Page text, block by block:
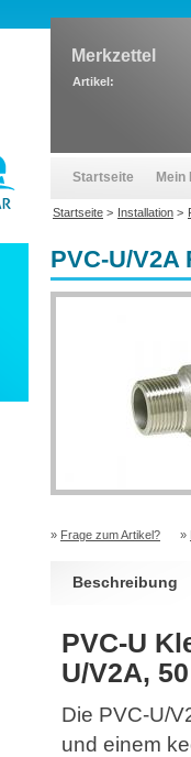
PVC-U/
» Frage zum Artikel? »
Beschreibung
PVC-U
U/V2A,
Die PVC-U/
und einem
Merkzettel
Artikel:
Startseite Mein
Startseite > Installation >